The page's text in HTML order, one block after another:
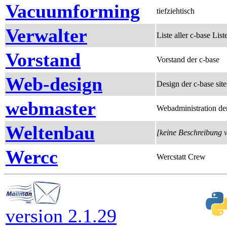
Vacuumforming tiefziehtisch
Verwalter Liste aller c-base
Vorstand Vorstand der c-base
Web-design Design der c-base
webmaster Webadministration
Weltenbau [keine Beschreibung
Wercc Wercstatt Crew
version 2.1.29